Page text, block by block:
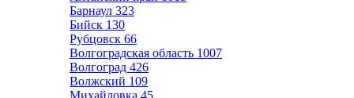
Барнаул 323
Бийск 130
Рубцовск 66
Волгоградская область 1007
Волгоград 426
Волжский 109
Михайловка 45